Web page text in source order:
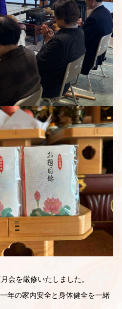
会を厳修いたしました。
年の家内安全と身体健全を一緒